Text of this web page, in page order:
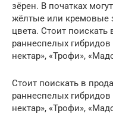
зёрен. В початках
жёлтые или кремовые
цвета. Стоит
раннеспелых
нектар», «Трофи»,
Стоит поискать в
раннеспелых
нектар», «Трофи»,